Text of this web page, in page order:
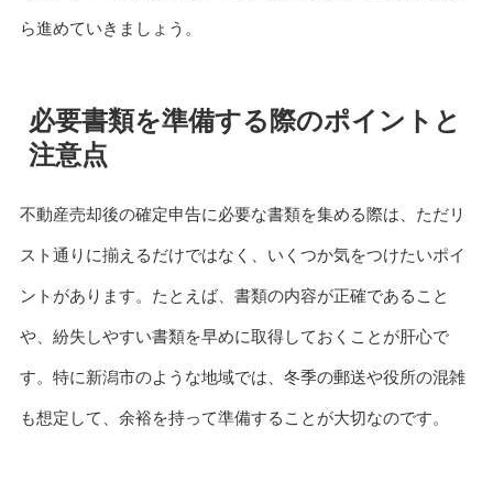
ら進めていきましょう。
必要書類を準備する際のポイントと
注意点
不動産売却後の確定申告に必要な書類を集める際は、ただリ
スト通りに揃えるだけではなく、いくつか気をつけたいポイ
ントがあります。たとえば、書類の内容が正確であること
や、紛失しやすい書類を早めに取得しておくことが肝心で
す。特に新潟市のような地域では、冬季の郵送や役所の混雑
も想定して、余裕を持って準備することが大切なのです。